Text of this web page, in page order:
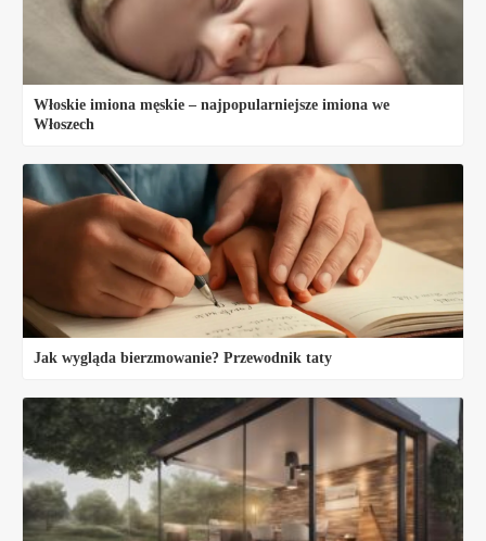
Włoskie imiona męskie – najpopularniejsze imiona we
Włoszech
Jak wygląda bierzmowanie? Przewodnik taty